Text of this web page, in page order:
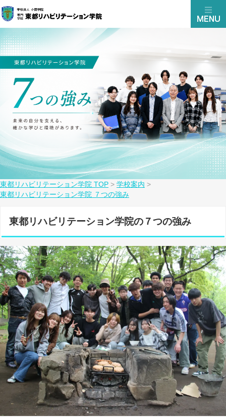
東都リハビリテーション学院 TOP > 学校案内 >
東都リハビリテーション学院 ７つの強み
東都リハビリテーション学院の７つの強み